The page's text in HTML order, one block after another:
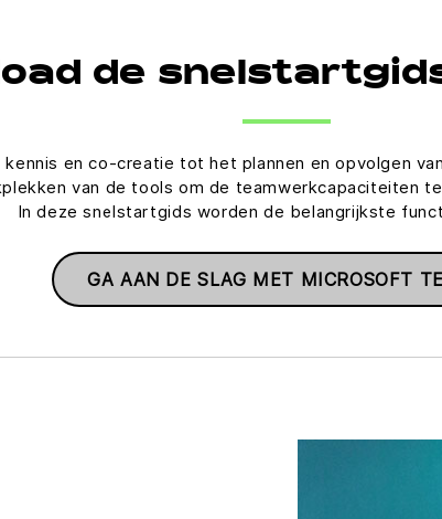
de
kennis en co-creatie tot het plannen en opvolgen
van de tools om de teamwerkcapaciteiten
In deze snelstartgids worden de belangrijkste
GA AAN DE SLAG MET MICROSOFT